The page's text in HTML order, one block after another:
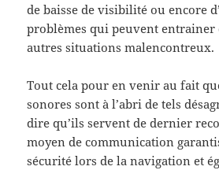
de baisse de visibilité ou encore
problèmes qui peuvent entrainer
autres situations malencontreux.
Tout cela pour en venir au fait
sonores sont à l’abri de tels
dire qu’ils servent de dernier
moyen de communication
sécurité lors de la navigation et